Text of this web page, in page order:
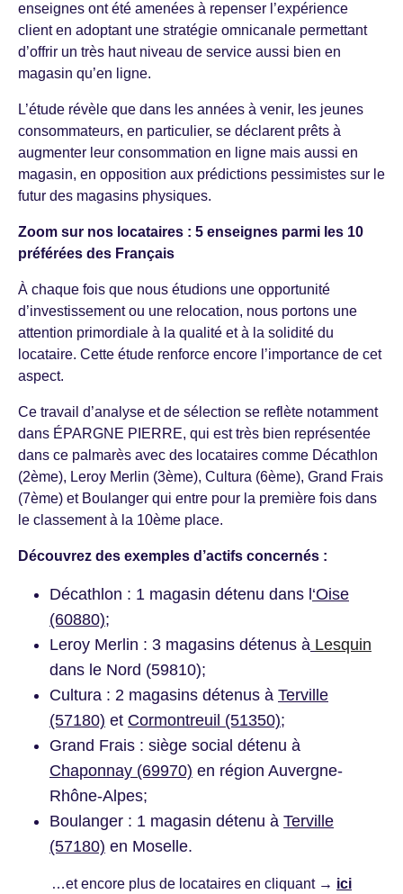
enseignes ont été amenées à repenser l’expérience
client en adoptant une stratégie omnicanale permettant
d’offrir un très haut niveau de service aussi bien en
magasin qu’en ligne.
L’étude révèle que dans les années à venir, les jeunes
consommateurs, en particulier, se déclarent prêts à
augmenter leur consommation en ligne mais aussi en
magasin, en opposition aux prédictions pessimistes sur le
futur des magasins physiques.
Zoom sur nos locataires : 5 enseignes parmi les 10
préférées des Français
À chaque fois que nous étudions une opportunité
d’investissement ou une relocation, nous portons une
attention primordiale à la qualité et à la solidité du
locataire. Cette étude renforce encore l’importance de cet
aspect.
Ce travail d’analyse et de sélection se reflète notamment
dans ÉPARGNE PIERRE, qui est très bien représentée
dans ce palmarès avec des locataires comme Décathlon
(2ème), Leroy Merlin (3ème), Cultura (6ème), Grand Frais
(7ème) et Boulanger qui entre pour la première fois dans
le classement à la 10ème place.
Découvrez des exemples d’actifs concernés :
Décathlon : 1 magasin détenu dans l ‘Oise
(60880);
Leroy Merlin : 3 magasins détenus à Lesquin
dans le Nord (59810);
Cultura : 2 magasins détenus à Terville
(57180) et Cormontreuil (51350);
Grand Frais : siège social détenu à
Chaponnay (69970) en région Auvergne-
Rhône-Alpes;
Boulanger : 1 magasin détenu à Terville
(57180) en Moselle.
…et encore plus de locataires en cliquant → ici